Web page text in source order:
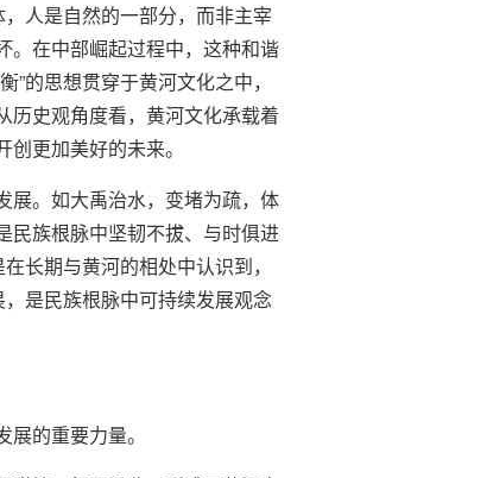
人是自然的一部分，而非主宰
。在中部崛起过程中，这种和谐
的思想贯穿于黄河文化之中，
历史观角度看，黄河文化承载着
更加美好的未来。
展。如大禹治水，变堵为疏，体
民族根脉中坚韧不拔、与时俱进
长期与黄河的相处中认识到，
是民族根脉中可持续发展观念
的重要力量。